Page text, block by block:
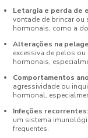
Letargia e perda de
vontade de brincar ou
hormonais, como a
Alterações na
excessiva de pelos
hormonais,
Comportamentos
agressividade ou
hormonal,
Infeções recorrentes:
um sistema
frequentes.